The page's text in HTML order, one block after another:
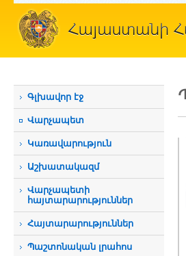
Գլխավոր էջ
Վարչապետ
Կառավարություն
Աշխատակազմ
Վարչապետի
հայտարարություններ
Հայտարարություններ
Պաշտոնական լրահոս